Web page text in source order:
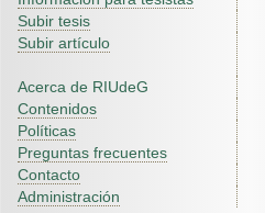
Subir tesis
Subir artículo
Acerca de RIUdeG
Contenidos
Políticas
Preguntas frecuentes
Contacto
Administración